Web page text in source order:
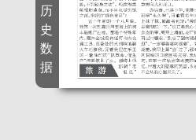
历
史
数
据